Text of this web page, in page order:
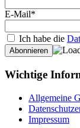
E-Mail*
Ich habe die
Wichtige
Allgemeine
Impressum